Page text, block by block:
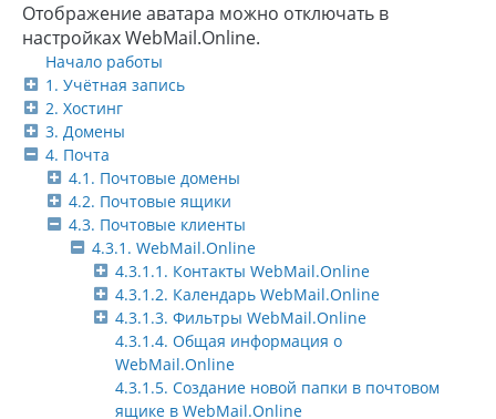
Начало работы
1. Учётная запись
2. Хостинг
3. Домены
4. Почта
4.1. Почтовые домены
4.2. Почтовые ящики
4.3. Почтовые клиенты
4.3.1. WebMail.Online
4.3.1.1. Контакты WebMail.Online
4.3.1.2. Календарь WebMail.Online
4.3.1.3. Фильтры WebMail.Online
4.3.1.4. Общая информация о
WebMail.Online
4.3.1.5. Создание новой папки в почтовом
ящике в WebMail.Online
Отображение аватара можно отключать в
настройках WebMail.Online.